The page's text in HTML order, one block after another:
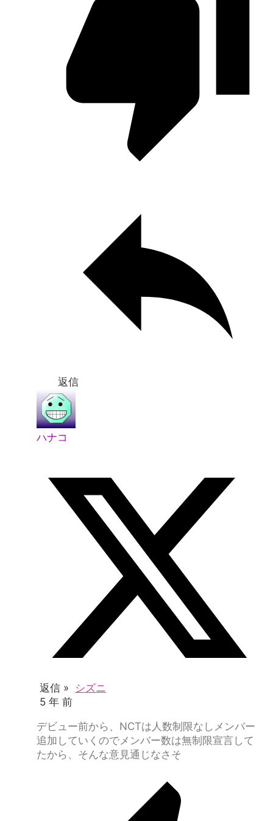
返信
ハナコ
返信 » シズニ
5 年 前
デビュー前から、NCTは人数制限なしメンバー
追加していくのでメンバー数は無制限宣言して
たから、そんな意見通じなさそ